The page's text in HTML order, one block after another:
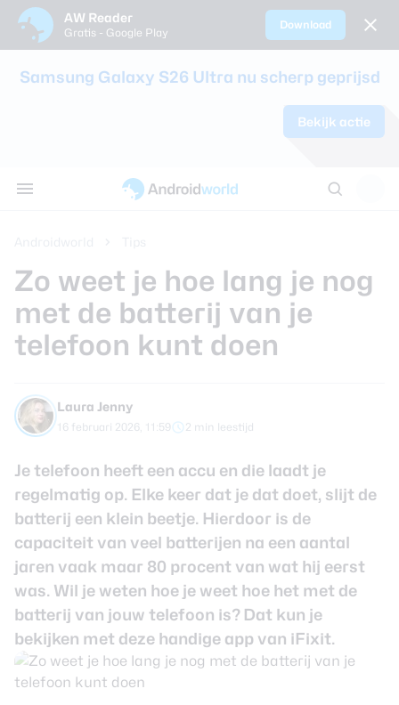
AW Reader
Gratis - Google Play
Download
Samsung Galaxy S26 Ultra nu scherp geprijsd
Bekijk actie
Zo weet je hoe lang je nog
met de batterij van je
telefoon kunt doen
Laura Jenny
16 februari 2026, 11:59 2 min leestijd
Je telefoon heeft een accu en die laadt je
regelmatig op. Elke keer dat je dat doet, slijt de
batterij een klein beetje. Hierdoor is de
capaciteit van veel batterijen na een aantal
jaren vaak maar 80 procent van wat hij eerst
was. Wil je weten hoe je weet hoe het met de
batterij van jouw telefoon is? Dat kun je
bekijken met deze handige app van iFixit.
Login
Nieuwsbrief
Alle reviews
review
Samsung
review
Alle
kinderen
Beste
Beste
Smartphones
Oordopjes
koptelefoons
Tablets
AW